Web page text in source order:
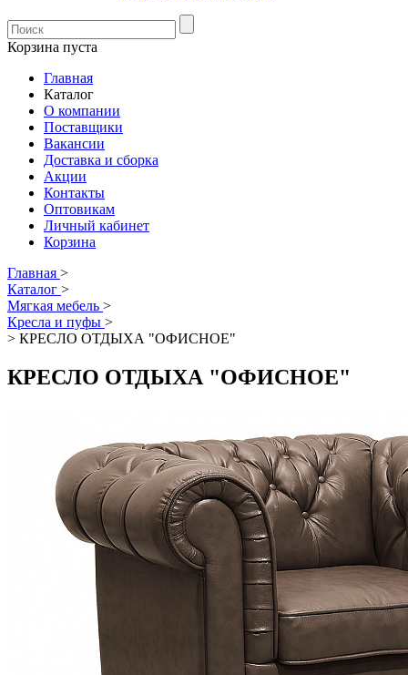
Корзина пуста
Главная
Каталог
О компании
Поставщики
Вакансии
Доставка и сборка
Акции
Контакты
Оптовикам
Личный кабинет
Корзина
Главная >
Каталог >
Мягкая мебель >
Кресла и пуфы >
> КРЕСЛО ОТДЫХА "ОФИСНОЕ"
КРЕСЛО ОТДЫХА "ОФИСНОЕ"